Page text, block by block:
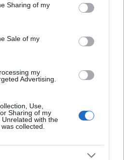
behaviour. You may click to
and its third-party tags to
purposes in below Google
Sharing of my
Sale of my
my
Advertising.
Use,
Sharing of my
with the
collected.
Hilda alakját is
egyszer az egész napot
lévő villájában.
egyéniség volt, minden
is odafigyelt, nyári
összetartotta a szakmát"
a szobája falát díszítő
500 alkalommal
ugyanitt című darabot
szerepelt együtt.